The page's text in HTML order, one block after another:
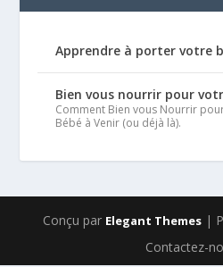
Apprendre à porter votre
Bien vous nourrir pour
Comment Bien vous Nourrir
Bébé à Venir (ou déjà là).
Conçu par Elegant Themes|
Contactez-